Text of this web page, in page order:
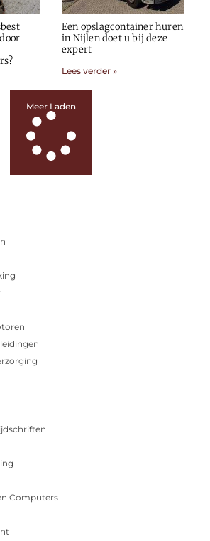
Computers
Een opslagcontainer huren
in Nijlen doet u bij deze
expert
Lees verder »
Meer Laden